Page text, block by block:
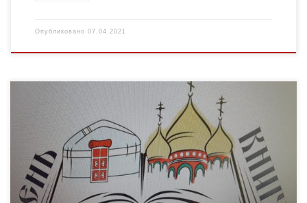
Опубликовано 07.04.2021
В Филиале МБОУ «Ржаксинская сош №2 им. Г.А.Пономарева» в
д. Вишневка для обучающихся пятых — седьмых классов
было проведено мероприятие, посвященное Дню
православной книги. Из […]